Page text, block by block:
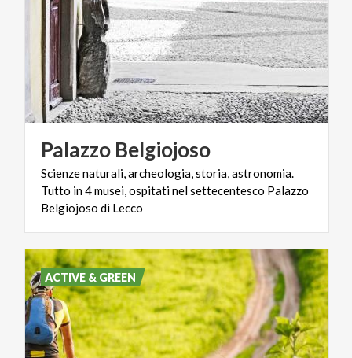
Palazzo Belgiojoso
Scienze naturali, archeologia, storia, astronomia.
Tutto in 4 musei, ospitati nel settecentesco Palazzo
Belgiojoso di Lecco
ACTIVE & GREEN